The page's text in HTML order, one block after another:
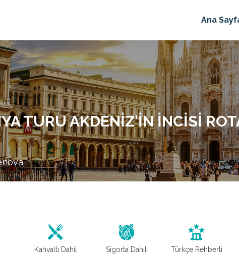
Ana
TURU AKDENIZ'IN İNCISI
Kahvaltı Dahil Sigorta Dahil Türkçe Rehberli